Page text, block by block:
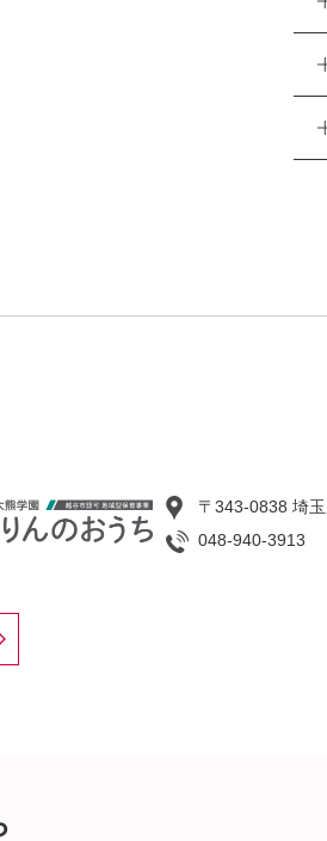
〒343-0838 埼
048-940-3913